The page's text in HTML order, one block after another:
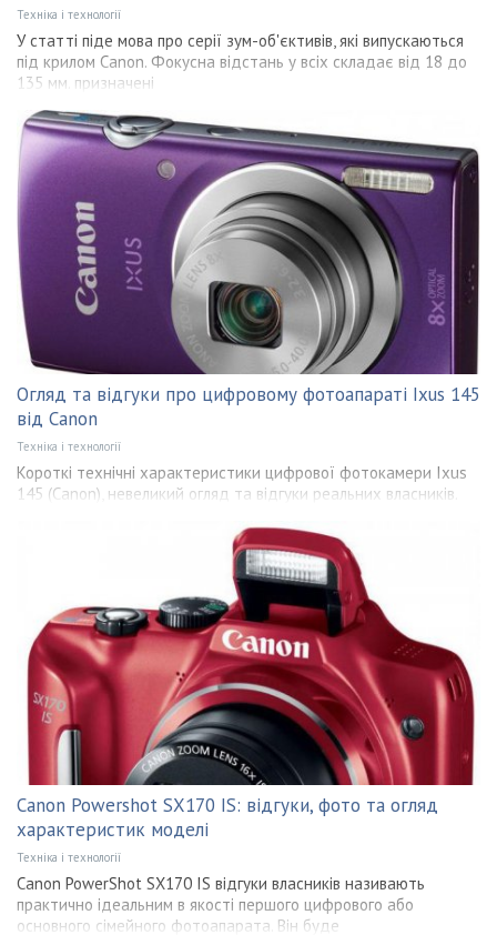
Техніка і технології
У статті піде мова про серії зум-об'єктивів, які випускаються
під крилом Canon. Фокусна відстань у всіх складає від 18 до
135 мм. призначені
Огляд та відгуки про цифровому фотоапараті Ixus 145
від Canon
Техніка і технології
Короткі технічні характеристики цифрової фотокамери Ixus
145 (Canon), невеликий огляд та відгуки реальних власників.
Canon Powershot SX170 IS: відгуки, фото та огляд
характеристик моделі
Техніка і технології
Canon PowerShot SX170 IS відгуки власників називають
практично ідеальним в якості першого цифрового або
основного сімейного фотоапарата. Він буде